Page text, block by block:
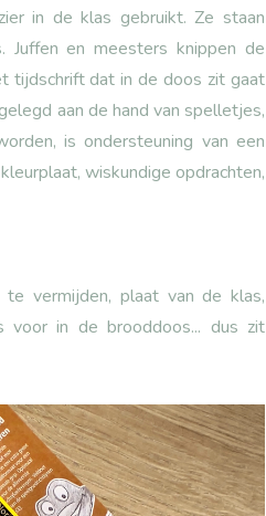
in de klas gebruikt. Ze staan
Juffen en meesters knippen de
tijdschrift dat in de doos zit gaat
aan de hand van spelletjes,
is ondersteuning van een
wiskundige opdrachten,
vermijden, plaat van de klas,
voor in de brooddoos... dus zit